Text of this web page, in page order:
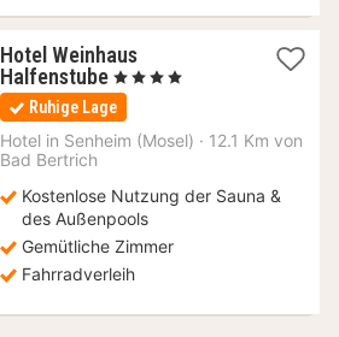
Hotel Weinhaus
Halfenstube 1
Nacht
ab
215
, 4 Sterne
Ruhige Lage
Hotel in Senheim (Mosel) · 12.1 Km von
Bad Bertrich
Kostenlose Nutzung der Sauna &
des Außenpools
Gemütliche Zimmer
Fahrradverleih